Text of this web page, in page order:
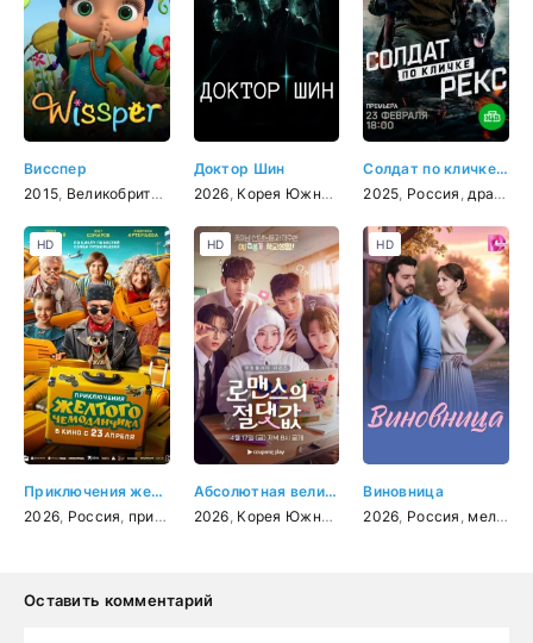
Висспер
2015 Великобритания мультфильм
Доктор Шин
2026 Корея Южная триллер ,мелодрама,
Солдат по кличке Рекс
2025 Россия драма
Приключения желтого чемоданчика
2026 Россия приключения , фэнтези,комедия ,семейный
HD
Абсолютная величина любви
2026 Корея Южная мелодрама,комедия
HD
Виновница
2026 Россия мелодрама
HD
Оставить комментарий